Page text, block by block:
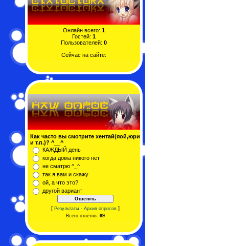
Онлайн всего: 1
Гостей: 1
Пользователей: 0
Сейчас на сайте:
Как часто вы смотрите хентай(яой,юри
и т.п.)? ^__^
КАЖДЫЙ день
когда дома никого нет
не сматрю ^_^
так я вам и скажу
ой, а что это?
другой вариант
[ Результаты· Архив опросов]
Всего ответов: 69